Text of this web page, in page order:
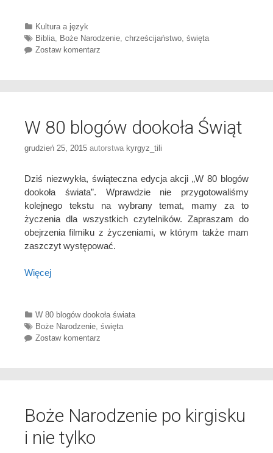
Categories
Kultura a język
Tags
Biblia Boże Narodzenie chrześcijaństwo święta
Zostaw komentarz
W 80 blogów dookoła Świąt
grudzień 25, 2015 autorstwa kyrgyz_tili
Dziś niezwykła, świąteczna edycja akcji „W 80 blogów
dookoła świata”. Wprawdzie nie przygotowaliśmy
kolejnego tekstu na wybrany temat, mamy za to
życzenia dla wszystkich czytelników. Zapraszam do
obejrzenia filmiku z życzeniami, w którym także mam
zaszczyt występować.
Więcej
Categories
W 80 blogów dookoła świata
Tags
Boże Narodzenie, święta
Zostaw komentarz
Boże Narodzenie po kirgisku
i nie tylko